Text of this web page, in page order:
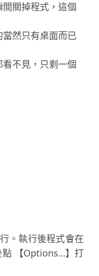
關掉程式，這個
然只有桌面而已
不見，只剩一個
。執行後程式會在
點 【Options…】打